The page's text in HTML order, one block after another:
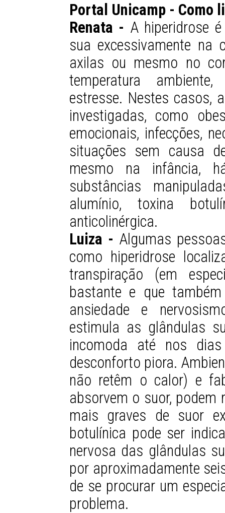
Portal Unicamp - Como
Renata - A hiperidrose
sua excessivamente na
axilas ou mesmo no
temperatura
estresse. Nestes casos,
investigadas, como
emocionais, infecções,
situações sem causa
mesmo na infância,
substâncias
alumínio, toxina
anticolinérgica.
Luiza - Algumas
como hiperidrose
transpiração (em
bastante e que
ansiedade e
estimula as glândulas
incomoda até nos
desconforto piora.
não retêm o calor) e
absorvem o suor,
mais graves de suor
botulínica pode ser
nervosa das glândulas
por aproximadamente
de se procurar um
problema.